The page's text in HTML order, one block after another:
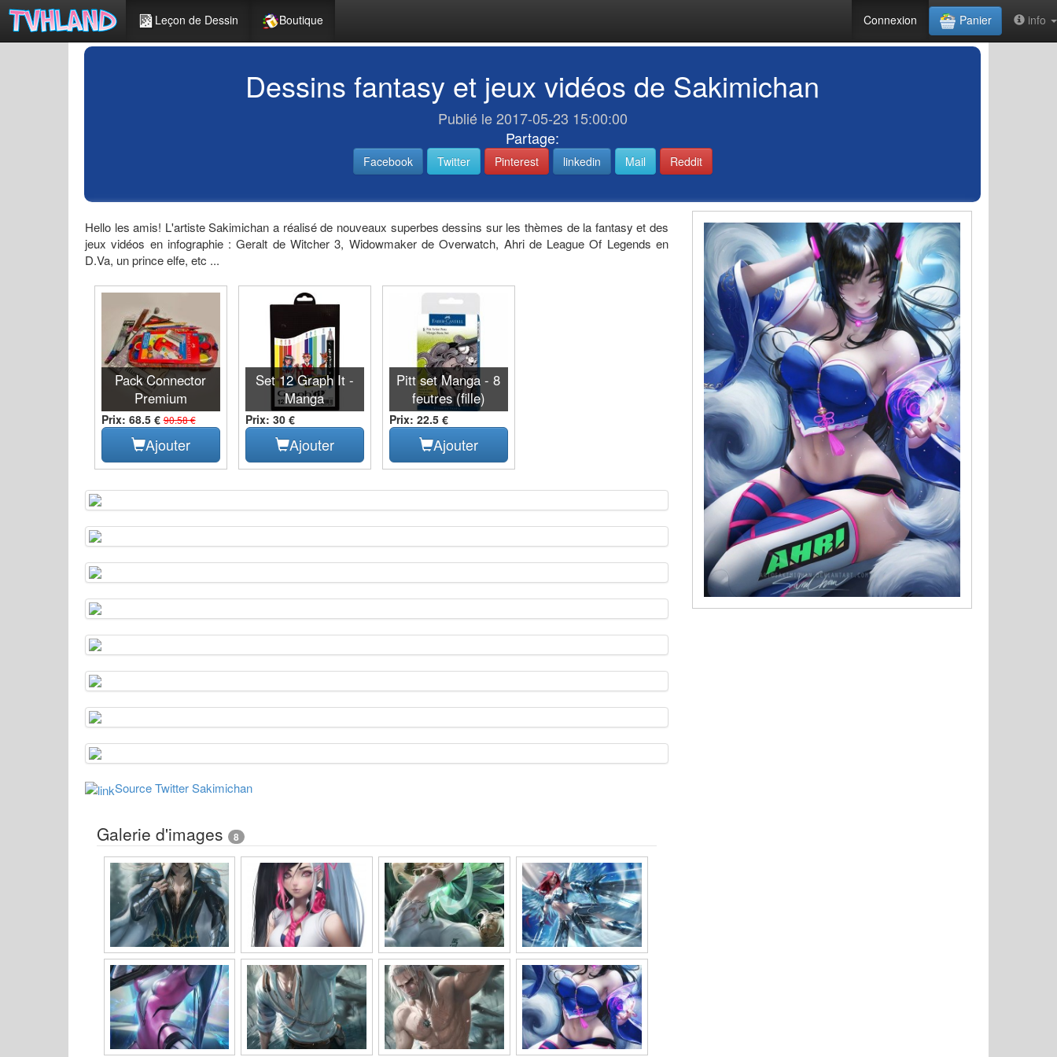
Leçon de Dessin Boutique Connexion Panier info
Dessins fantasy et jeux vidéos de Sakimichan
Publié le 2017-05-23 15:00:00
Partage:
Facebook Twitter Pinterest linkedin Mail Reddit
Hello les amis! L'artiste Sakimichan a réalisé de nouveaux superbes dessins sur les thèmes de la fantasy et des
jeux vidéos en infographie : Geralt de Witcher 3, Widowmaker de Overwatch, Ahri de League Of Legends en
D.Va, un prince elfe, etc ...
Pack Connector
Premium
Prix: 68.5 € 90.58 €
Ajouter
Set 12 Graph It -
Manga
Prix: 30 €
Ajouter
Pitt set Manga - 8
feutres (fille)
Prix: 22.5 €
Ajouter
Source Twitter Sakimichan
Galerie d'images 8